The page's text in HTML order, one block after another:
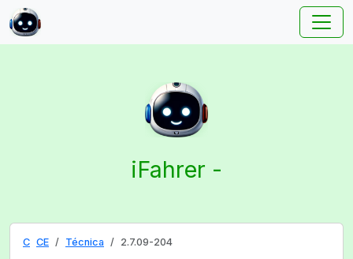
iFahrer -
C CE Técnica 2.7.09-204